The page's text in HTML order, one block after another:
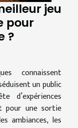
jeu
pour
?
connaissent
un public
d’expériences
pour une sortie
ambiances, les